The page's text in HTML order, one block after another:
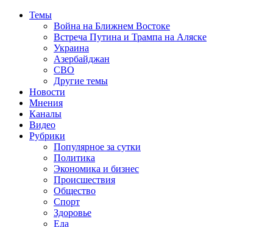
Темы
Война на Ближнем Востоке
Встреча Путина и Трампа на Аляске
Украина
Азербайджан
СВО
Другие темы
Новости
Мнения
Каналы
Видео
Рубрики
Популярное за сутки
Политика
Экономика и бизнес
Происшествия
Общество
Спорт
Здоровье
Еда